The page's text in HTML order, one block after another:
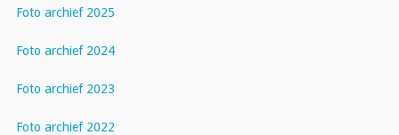
Foto archief 2025
Foto archief 2024
Foto archief 2023
Foto archief 2022